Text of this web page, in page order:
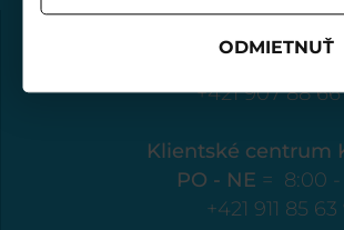
ODMIETNUŤ
Klientské centrum
+421 907 88
Klientské centrum
PO - NE = 8:00 -
+421 911 85 63